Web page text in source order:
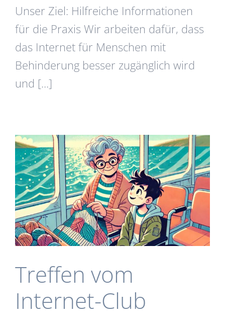
Unser Ziel: Hilfreiche Informationen
für die Praxis Wir arbeiten dafür, dass
das Internet für Menschen mit
Behinderung besser zugänglich wird
und [...]
Treffen vom
Internet-Club